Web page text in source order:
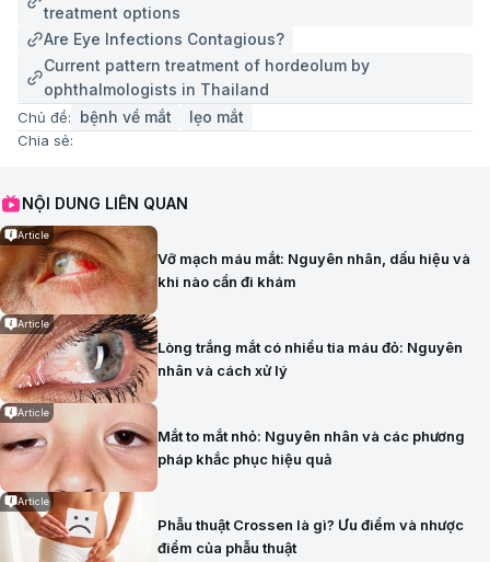
treatment options
Are Eye Infections Contagious?
Current pattern treatment of hordeolum by
ophthalmologists in Thailand
Chủ đề: bệnh về mắt lẹo mắt
Chia sẻ:
NỘI DUNG LIÊN QUAN
Article
Vỡ mạch máu mắt: Nguyên nhân, dấu hiệu và
khi nào cần đi khám
Article
Lòng trắng mắt có nhiều tia máu đỏ: Nguyên
nhân và cách xử lý
Article
Mắt to mắt nhỏ: Nguyên nhân và các phương
pháp khắc phục hiệu quả
Article
Phẫu thuật Crossen là gì? Ưu điểm và nhược
điểm của phẫu thuật